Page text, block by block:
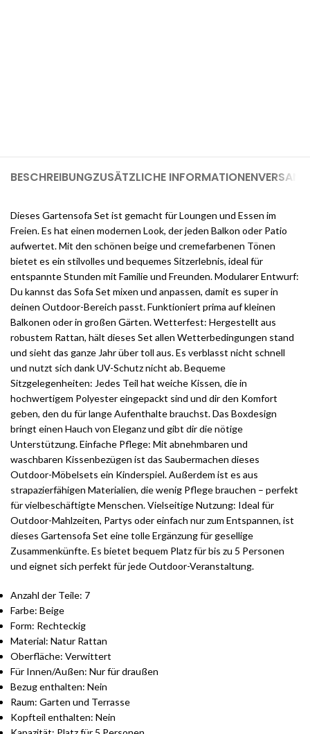
BESCHREIBUNGZUSÄTZLICHE INFORMATIONEN
Dieses Gartensofa Set ist gemacht für Loungen und Essen im
Freien. Es hat einen modernen Look, der jeden Balkon oder Patio
aufwertet. Mit den schönen beige und cremefarbenen Tönen
bietet es ein stilvolles und bequemes Sitzerlebnis, ideal für
entspannte Stunden mit Familie und Freunden. Modularer Entwurf:
Du kannst das Sofa Set mixen und anpassen, damit es super in
deinen Outdoor-Bereich passt. Funktioniert prima auf kleinen
Balkonen oder in großen Gärten. Wetterfest: Hergestellt aus
robustem Rattan, hält dieses Set allen Wetterbedingungen stand
und sieht das ganze Jahr über toll aus. Es verblasst nicht schnell
und nutzt sich dank UV-Schutz nicht ab. Bequeme
Sitzgelegenheiten: Jedes Teil hat weiche Kissen, die in
hochwertigem Polyester eingepackt sind und dir den Komfort
geben, den du für lange Aufenthalte brauchst. Das Boxdesign
bringt einen Hauch von Eleganz und gibt dir die nötige
Unterstützung. Einfache Pflege: Mit abnehmbaren und
waschbaren Kissenbezügen ist das Saubermachen dieses
Outdoor-Möbelsets ein Kinderspiel. Außerdem ist es aus
strapazierfähigen Materialien, die wenig Pflege brauchen – perfekt
für vielbeschäftigte Menschen. Vielseitige Nutzung: Ideal für
Outdoor-Mahlzeiten, Partys oder einfach nur zum Entspannen, ist
dieses Gartensofa Set eine tolle Ergänzung für gesellige
Zusammenkünfte. Es bietet bequem Platz für bis zu 5 Personen
und eignet sich perfekt für jede Outdoor-Veranstaltung.
Anzahl der Teile: 7
Farbe: Beige
Form: Rechteckig
Material: Natur Rattan
Oberfläche: Verwittert
Für Innen/Außen: Nur für draußen
Bezug enthalten: Nein
Raum: Garten und Terrasse
Kopfteil enthalten: Nein